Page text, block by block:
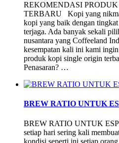
REKOMENDASI
TERBARU Kopi yang
kopi yang baik dengan
terjaga. Ada banyak sekali
nusantara yang Coffeeland
kesempatan kali ini kami
produk kopi single origin
Penasaran? …
BREW RATIO UNTUK
BREW RATIO UNTUK
setiap hari sering kali
kondisi seperti ini setiap